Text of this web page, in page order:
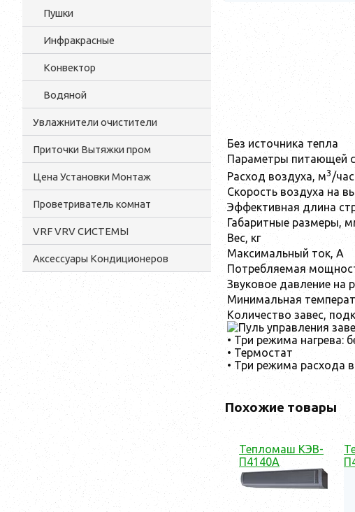
Пушки
Инфракрасные
Конвектор
Водяной
Увлажнители очистители
Приточки Вытяжки пром
Цена Установки Монтаж
Проветриватель комнат
VRF VRV СИСТЕМЫ
Аксессуары Кондиционеров
Без источника тепла
Параметры питающей
Расход воздуха, м3 /час
Скорость воздуха на
Эффективная длина
Габаритные размеры,
Вес, кг
Максимальный ток, А
Потребляемая
Звуковое давление на
Минимальная
Количество завес,
• Три режима нагрева:
• Термостат
• Три режима расхода
Похожие товары
Тепломаш КЭВ-
П4140A